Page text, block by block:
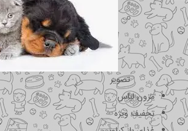
تصویر
مزون لباس
تخفیف ویژه